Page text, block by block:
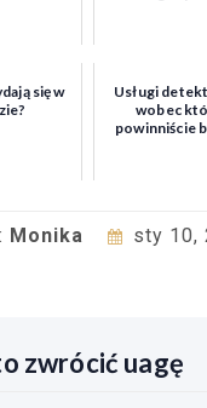
się w
Usługi
wobec
powinniście
Monika
sty 10,
zwrócić uagę